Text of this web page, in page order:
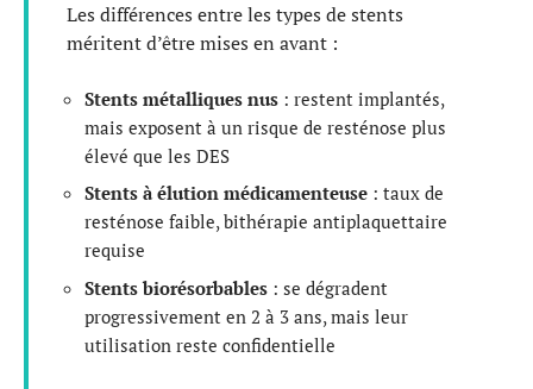
Les différences entre les types de stents
méritent d’être mises en avant :
Stents métalliques nus : restent implantés,
mais exposent à un risque de resténose plus
élevé que les DES
Stents à élution médicamenteuse : taux de
resténose faible, bithérapie antiplaquettaire
requise
Stents biorésorbables : se dégradent
progressivement en 2 à 3 ans, mais leur
utilisation reste confidentielle